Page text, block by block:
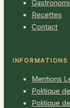
Recettes
Contact
INFORMATIONS
Mentions
Politique
Politique